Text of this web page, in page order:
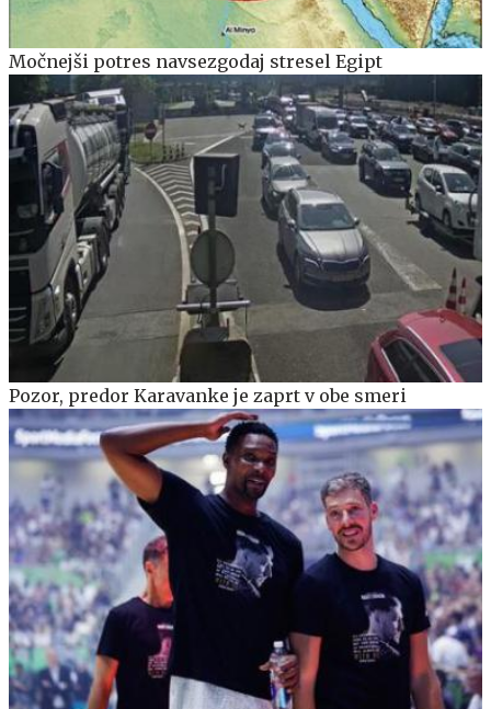
Močnejši potres navsezgodaj stresel Egipt
Pozor, predor Karavanke je zaprt v obe smeri